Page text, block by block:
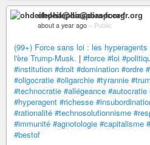
ohdeifepha@diaspora-fr.org
about a year ago – Public
(99+) Force sans loi : les
l'ère Trump-Musk. | #force #loi
#institution #droit #domination #ordre
#oligocratie #oligarchie #tyrannie
#technocratie #allégeance #autocratie
#hyperagent #richesse
#rationalité #technosolutionnisme
#immunité #agnotologie #capitalisme
#bestof